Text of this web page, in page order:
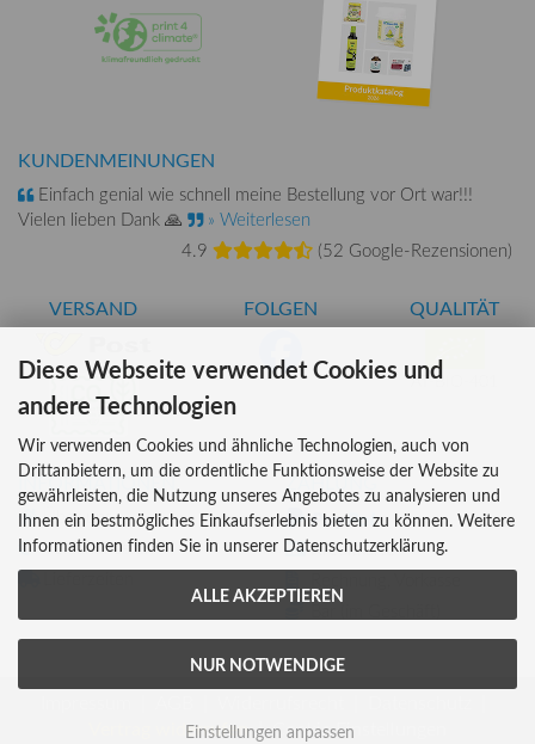
KUNDENMEINUNGEN
Einfach genial wie schnell meine Bestellung vor Ort war!!!
Vielen lieben Dank 🙏
» Weiterlesen
4.9
(52 Google-Rezensionen)
VERSAND FOLGEN QUALITÄT
AT-BIO-401
INFORMATIONEN
Über uns
Versandkosten
ZAHLUNG
Kreditkarte
Vertrag widerrufen
Cookie Einstellungen
Diese Webseite verwendet Cookies und
andere Technologien
Wir verwenden Cookies und ähnliche Technologien, auch von
Drittanbietern, um die ordentliche Funktionsweise der Website zu
gewährleisten, die Nutzung unseres Angebotes zu analysieren und
Ihnen ein bestmögliches Einkaufserlebnis bieten zu können. Weitere
Informationen finden Sie in unserer Datenschutzerklärung.
ALLE AKZEPTIEREN
NUR NOTWENDIGE
Einstellungen anpassen